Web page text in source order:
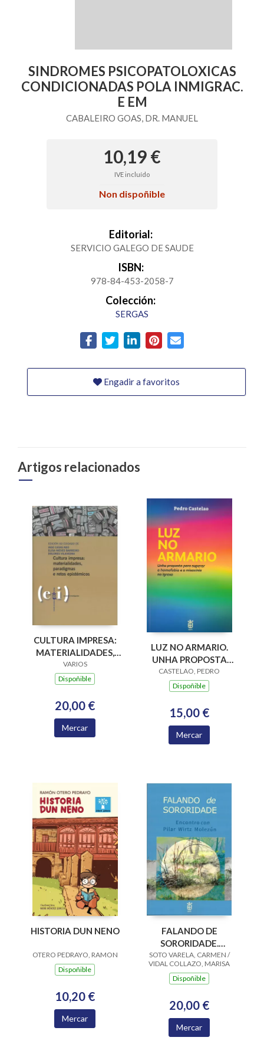
SINDROMES PSICOPATOLOXICAS
CONDICIONADAS POLA INMIGRAC.
E EM
CABALEIRO GOAS, DR. MANUEL
10,19 €
IVE incluído
Non dispoñible
Editorial:
SERVICIO GALEGO DE SAUDE
ISBN:
978-84-453-2058-7
Colección:
SERGAS
Engadir a favoritos
Artigos relacionados
CULTURA IMPRESA:
MATERIALIDADES,
PARADIGMAS E
RETOS EPISTÉMICOS
VARIOS
Dispoñible
20,00 €
Mercar
LUZ NO ARMARIO.
UNHA PROPOSTA
PARA SUPERAR A
HOMOFOBIA E A
IGREXA
CASTELAO, PEDRO
Dispoñible
15,00 €
Mercar
HISTORIA DUN NENO
OTERO PEDRAYO, RAMON
Dispoñible
10,20 €
Mercar
FALANDO DE
SORORIDADE.
ENCONTRO CON
PILAR WIRTZ
MOLEZUN
SOTO VARELA, CARMEN /
VIDAL COLLAZO, MARISA
Dispoñible
20,00 €
Mercar